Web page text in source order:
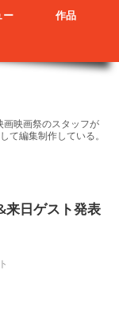
ー 作品
映画祭のスタッフが
て編集制作している。
来日ゲスト発表